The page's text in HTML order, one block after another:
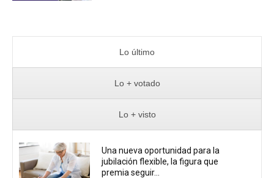
Lo último
Lo + votado
Lo + visto
Una nueva oportunidad para la
jubilación flexible, la figura que
premia seguir...